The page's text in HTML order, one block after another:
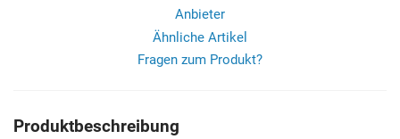
Anbieter
Ähnliche Artikel
Fragen zum Produkt?
Produktbeschreibung